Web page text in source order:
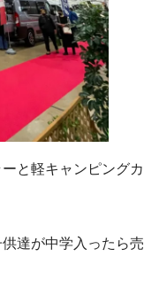
と軽キャンピングカ
達が中学入ったら売